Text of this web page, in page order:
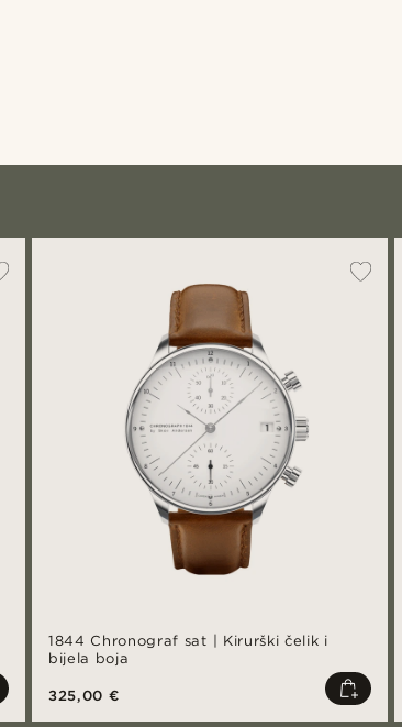
1844 Chronograf sat | Kirurški čelik i
bijela boja
325,00 €